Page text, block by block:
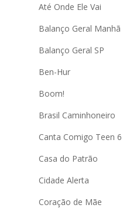
Até Onde Ele Vai
Balanço Geral Manhã
Balanço Geral SP
Ben-Hur
Boom!
Brasil Caminhoneiro
Canta Comigo Teen 6
Casa do Patrão
Cidade Alerta
Coração de Mãe